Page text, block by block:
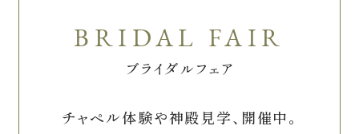
ブライダルフェア
チャペル体験や神殿見学、開催中。